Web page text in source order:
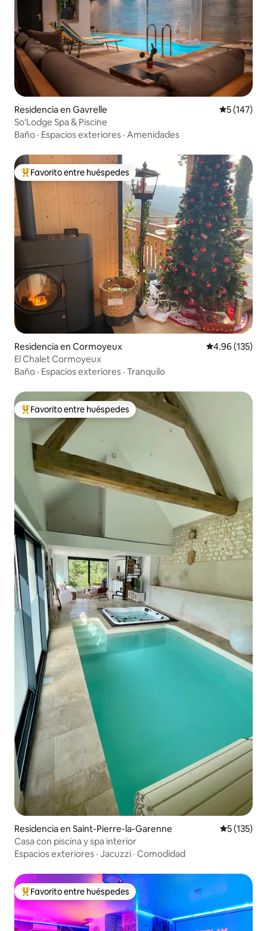
Residencia en Gavrelle
5 (147)
So'Lodge Spa & Piscine
Baño · Espacios exteriores · Amenidades
De los mejores en Favorito entre huéspedes
Favorito entre huéspedes
Residencia en Cormoyeux Calificación
4.96 (135)
El Chalet Cormoyeux
Baño · Espacios exteriores · Tranquilo
De los mejores en Favorito entre huéspedes
Favorito entre huéspedes
Residencia en Saint-Pierre-la-Garenne
5 (135)
Casa con piscina y spa interior
Espacios exteriores · Jacuzzi · Comodidad
De los mejores en Favorito entre huéspedes
Favorito entre huéspedes